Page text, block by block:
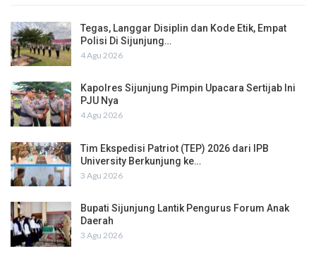
Tegas, Langgar Disiplin dan Kode Etik, Empat
Polisi Di Sijunjung…
4 Agu 2026
Kapolres Sijunjung Pimpin Upacara Sertijab Ini
PJU Nya
4 Agu 2026
Tim Ekspedisi Patriot (TEP) 2026 dari IPB
University Berkunjung ke…
3 Agu 2026
Bupati Sijunjung Lantik Pengurus Forum Anak
Daerah
3 Agu 2026